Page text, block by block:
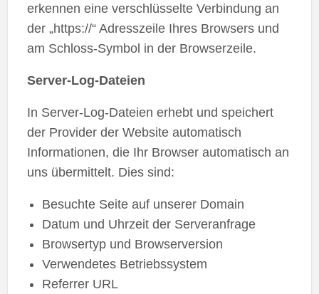
erkennen eine verschlüsselte Verbindung an
der „https://“ Adresszeile Ihres Browsers und
am Schloss-Symbol in der Browserzeile.
Server-Log-Dateien
In Server-Log-Dateien erhebt und speichert
der Provider der Website automatisch
Informationen, die Ihr Browser automatisch an
uns übermittelt. Dies sind:
Besuchte Seite auf unserer Domain
Datum und Uhrzeit der Serveranfrage
Browsertyp und Browserversion
Verwendetes Betriebssystem
Referrer URL